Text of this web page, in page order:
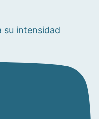
su intensidad